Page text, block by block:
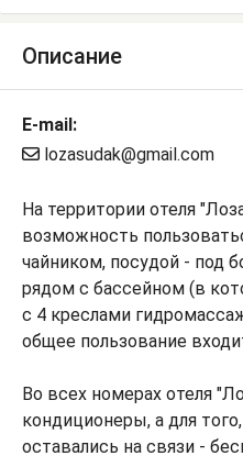
Описание
E-mail:
lozasudak@gmail.com
На территории отеля
возможность
чайником, посудой -
рядом с бассейном (в
с 4 креслами
общее пользование
Во всех номерах отеля
кондиционеры, а для
оставались на связи -